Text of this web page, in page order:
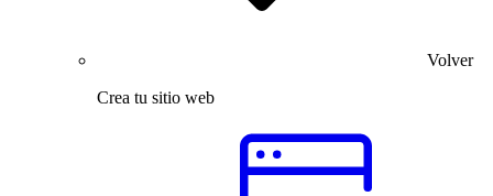
Volver
Crea tu sitio web